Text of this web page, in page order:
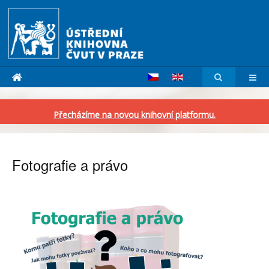
Přecházíme na novou knihovní platformu.
Fotografie a právo